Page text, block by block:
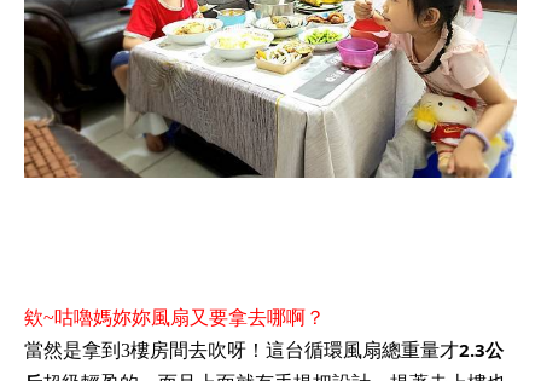
欸~咕嚕媽妳妳風扇又要拿去哪啊？
當然是拿到3樓房間去吹呀！這台循環風扇總重量才2.3公